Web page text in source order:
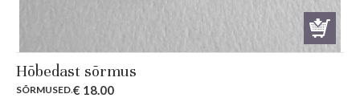
Hõbedast sõrmus
SÕRMUSED.€ 18.00